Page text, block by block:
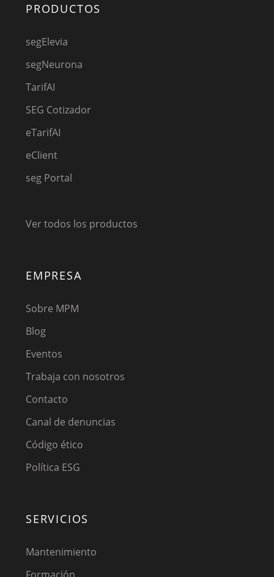
PRODUCTOS
segElevia
segNeurona
TarifAI
SEG Cotizador
eTarifAI
eClient
seg Portal
Ver todos los productos
EMPRESA
Sobre MPM
Blog
Eventos
Trabaja con nosotros
Contacto
Canal de denuncias
Código ético
Política ESG
SERVICIOS
Mantenimiento
Formación